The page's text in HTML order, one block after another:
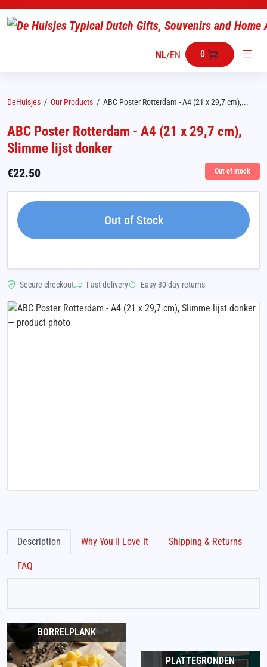
NL/EN 0
DeHuisjes / Our Products / ABC Poster Rotterdam - A4 (21 x 29,7 cm),...
ABC Poster Rotterdam - A4 (21 x 29,7 cm),
Slimme lijst donker
€22.50 Out of stock
Out of Stock
Secure checkout Fast delivery Easy 30-day returns
Description Why You'll Love It Shipping & Returns
FAQ
BORRELPLANK
PLATTEGRONDEN